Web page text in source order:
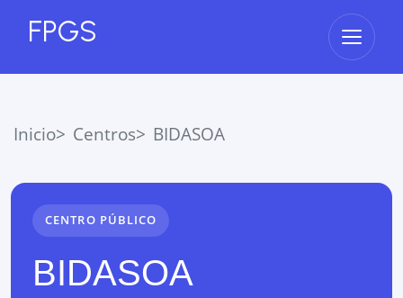
FPGS Abrir
Inicio Centros BIDASOA
CENTRO PÚBLICO
BIDASOA